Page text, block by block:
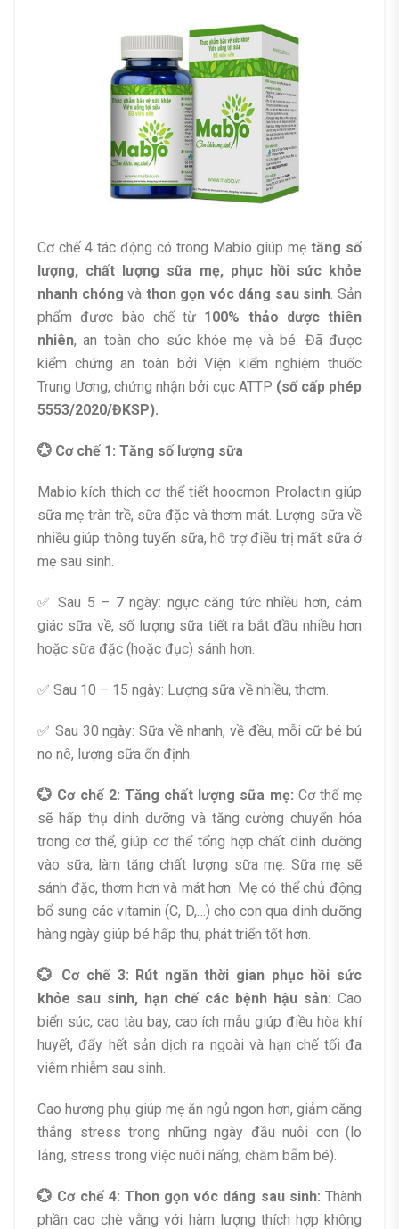
Cơ chế 4 tác động có trong Mabio giúp mẹ tăng số
lượng, chất lượng sữa mẹ, phục hồi sức khỏe
nhanh chóng và thon gọn vóc dáng sau sinh . Sản
phẩm được bào chế từ 100% thảo dược thiên
nhiên, an toàn cho sức khỏe mẹ và bé. Đã được
kiểm chứng an toàn bởi Viện kiểm nghiệm thuốc
Trung Ương, chứng nhận bởi cục ATTP (số cấp phép
5553/2020/ĐKSP).
💮 Cơ chế 1: Tăng số lượng sữa
Mabio kích thích cơ thể tiết hoocmon Prolactin giúp
sữa mẹ tràn trề, sữa đặc và thơm mát. Lượng sữa về
nhiều giúp thông tuyến sữa, hỗ trợ điều trị mất sữa ở
mẹ sau sinh.
✅ Sau 5 – 7 ngày: ngực căng tức nhiều hơn, cảm
giác sữa về, số lượng sữa tiết ra bắt đầu nhiều hơn
hoặc sữa đặc (hoặc đục) sánh hơn.
✅ Sau 10 – 15 ngày: Lượng sữa về nhiều, thơm.
✅ Sau 30 ngày: Sữa về nhanh, về đều, mỗi cữ bé bú
no nê, lượng sữa ổn định.
💮 Cơ chế 2: Tăng chất lượng sữa mẹ: Cơ thể mẹ
sẽ hấp thụ dinh dưỡng và tăng cường chuyển hóa
trong cơ thể, giúp cơ thể tổng hợp chất dinh dưỡng
vào sữa, làm tăng chất lượng sữa mẹ. Sữa mẹ sẽ
sánh đặc, thơm hơn và mát hơn. Mẹ có thể chủ động
bổ sung các vitamin (C, D,…) cho con qua dinh dưỡng
hàng ngày giúp bé hấp thu, phát triển tốt hơn.
💮 Cơ chế 3: Rút ngắn thời gian phục hồi sức
khỏe sau sinh, hạn chế các bệnh hậu sản: Cao
biển súc, cao tàu bay, cao ích mẫu giúp điều hòa khí
huyết, đẩy hết sản dịch ra ngoài và hạn chế tối đa
viêm nhiễm sau sinh.
Cao hương phụ giúp mẹ ăn ngủ ngon hơn, giảm căng
thẳng stress trong những ngày đầu nuôi con (lo
lắng, stress trong việc nuôi nấng, chăm bẵm bé).
💮 Cơ chế 4: Thon gọn vóc dáng sau sinh: Thành
phần cao chè vằng với hàm lượng thích hợp không